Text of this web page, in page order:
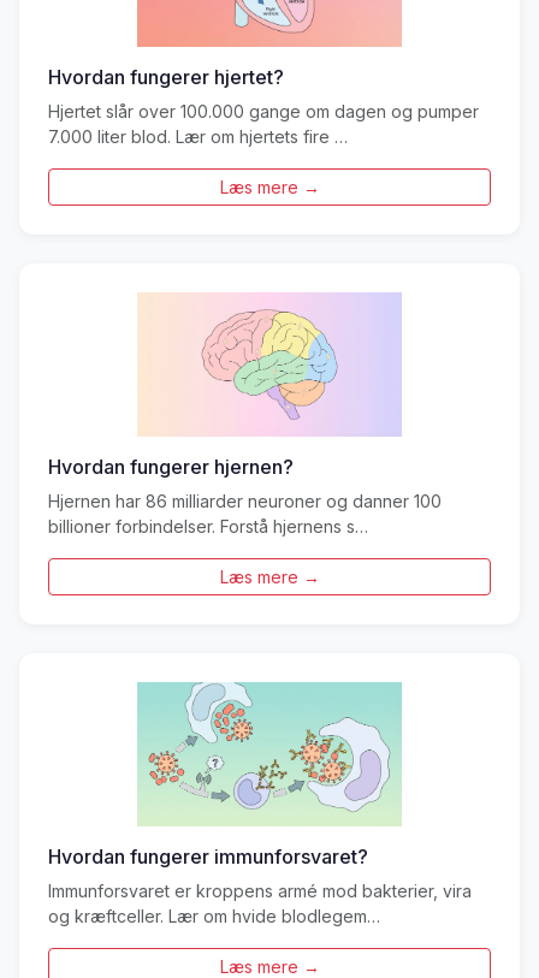
Hvordan fungerer hjertet?
Hjertet slår over 100.000 gange om dagen og pumper
7.000 liter blod. Lær om hjertets fire …
Læs mere →
Hvordan fungerer hjernen?
Hjernen har 86 milliarder neuroner og danner 100
billioner forbindelser. Forstå hjernens s…
Læs mere →
Hvordan fungerer immunforsvaret?
Immunforsvaret er kroppens armé mod bakterier, vira
og kræftceller. Lær om hvide blodlegem…
Læs mere →